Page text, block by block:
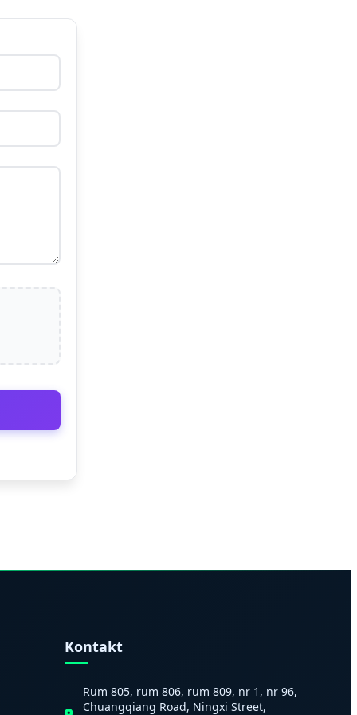
Kontakt
Rum 805, rum 806, rum 809, nr 1, nr 96,
Chuangqiang Road, Ningxi Street,